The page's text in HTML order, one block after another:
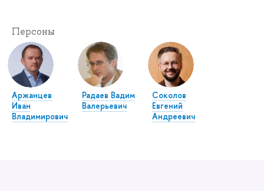
Персоны
Аржанцев
Иван
Владимирович
Радаев Вадим
Валерьевич
Соколов
Евгений
Андреевич